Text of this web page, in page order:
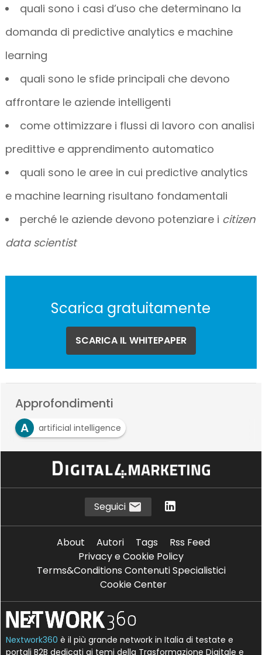
quali sono i casi d’uso che determinano la
domanda di predictive analytics e machine
learning
quali sono le sfide principali che devono
affrontare le aziende intelligenti
come ottimizzare i flussi di lavoro con analisi
predittive e apprendimento automatico
quali sono le aree in cui predictive analytics
e machine learning risultano fondamentali
perché le aziende devono potenziare i citizen
data scientist
Scarica gratuitamente
SCARICA IL WHITEPAPER
Approfondimenti
A
artificial intelligence
M machine learning
predictive analytics
Seguici
About Autori Tags
Rss Feed
Privacy e Cookie Policy
Terms&Conditions Contenuti Specialistici
Cookie Center
Nextwork360 è il più grande network in Italia di testate e
portali B2B dedicati ai temi della Trasformazione Digitale e